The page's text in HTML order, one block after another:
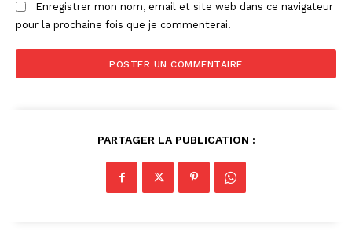
Enregistrer mon nom, email et site web dans ce navigateur
pour la prochaine fois que je commenterai.
PARTAGER LA PUBLICATION :